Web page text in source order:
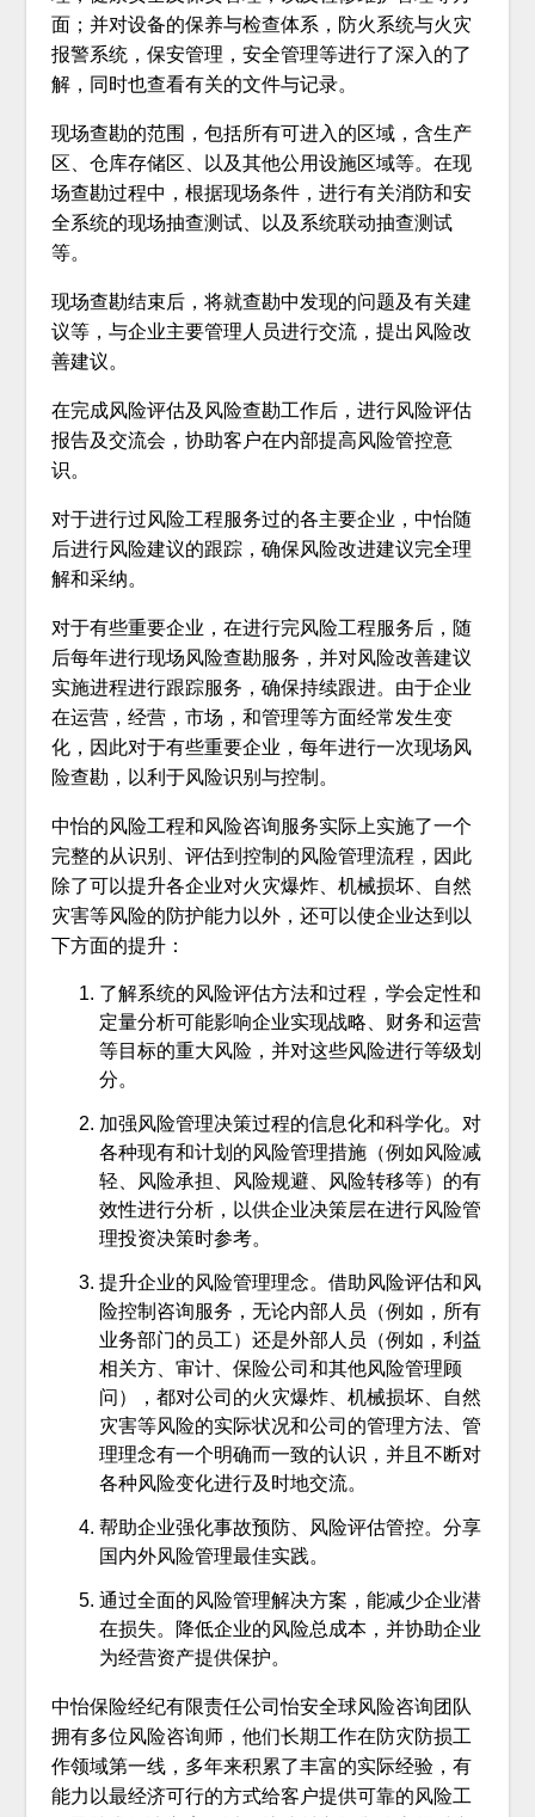
面；并对设备的保养与检查体系，防火系统与火灾
报警系统，保安管理，安全管理等进行了深入的了
解，同时也查看有关的文件与记录。
现场查勘的范围，包括所有可进入的区域，含生产
区、仓库存储区、以及其他公用设施区域等。在现
场查勘过程中，根据现场条件，进行有关消防和安
全系统的现场抽查测试、以及系统联动抽查测试
等。
现场查勘结束后，将就查勘中发现的问题及有关建
议等，与企业主要管理人员进行交流，提出风险改
善建议。
在完成风险评估及风险查勘工作后，进行风险评估
报告及交流会，协助客户在内部提高风险管控意
识。
对于进行过风险工程服务过的各主要企业，中怡随
后进行风险建议的跟踪，确保风险改进建议完全理
解和采纳。
对于有些重要企业，在进行完风险工程服务后，随
后每年进行现场风险查勘服务，并对风险改善建议
实施进程进行跟踪服务，确保持续跟进。由于企业
在运营，经营，市场，和管理等方面经常发生变
化，因此对于有些重要企业，每年进行一次现场风
险查勘，以利于风险识别与控制。
中怡的风险工程和风险咨询服务实际上实施了一个
完整的从识别、评估到控制的风险管理流程，因此
除了可以提升各企业对火灾爆炸、机械损坏、自然
灾害等风险的防护能力以外，还可以使企业达到以
下方面的提升：
了解系统的风险评估方法和过程，学会定性和
定量分析可能影响企业实现战略、财务和运营
等目标的重大风险，并对这些风险进行等级划
分。
加强风险管理决策过程的信息化和科学化。对
各种现有和计划的风险管理措施（例如风险减
轻、风险承担、风险规避、风险转移等）的有
效性进行分析，以供企业决策层在进行风险管
理投资决策时参考。
提升企业的风险管理理念。借助风险评估和风
险控制咨询服务，无论内部人员（例如，所有
业务部门的员工）还是外部人员（例如，利益
相关方、审计、保险公司和其他风险管理顾
问），都对公司的火灾爆炸、机械损坏、自然
灾害等风险的实际状况和公司的管理方法、管
理理念有一个明确而一致的认识，并且不断对
各种风险变化进行及时地交流。
帮助企业强化事故预防、风险评估管控。分享
国内外风险管理最佳实践。
通过全面的风险管理解决方案，能减少企业潜
在损失。降低企业的风险总成本，并协助企业
为经营资产提供保护。
中怡保险经纪有限责任公司怡安全球风险咨询团队
拥有多位风险咨询师，他们长期工作在防灾防损工
作领域第一线，多年来积累了丰富的实际经验，有
能力以最经济可行的方式给客户提供可靠的风险工